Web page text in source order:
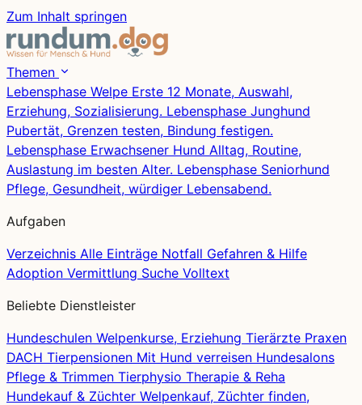
Zum Inhalt springen
Themen
Lebensphase Welpe Erste 12 Monate, Auswahl,
Erziehung, Sozialisierung. Lebensphase Junghund
Pubertät, Grenzen testen, Bindung festigen.
Lebensphase Erwachsener Hund Alltag, Routine,
Auslastung im besten Alter. Lebensphase Seniorhund
Pflege, Gesundheit, würdiger Lebensabend.
Aufgaben
Verzeichnis Alle Einträge Notfall Gefahren & Hilfe
Adoption Vermittlung Suche Volltext
Beliebte Dienstleister
Hundeschulen Welpenkurse, Erziehung Tierärzte Praxen
DACH Tierpensionen Mit Hund verreisen Hundesalons
Pflege & Trimmen Tierphysio Therapie & Reha
Hundekauf & Züchter Welpenkauf, Züchter finden,